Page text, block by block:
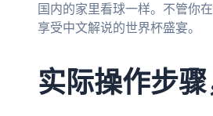
国内的家里看球一样。不管你
享受中文解说的世界杯盛宴。
实际操作步